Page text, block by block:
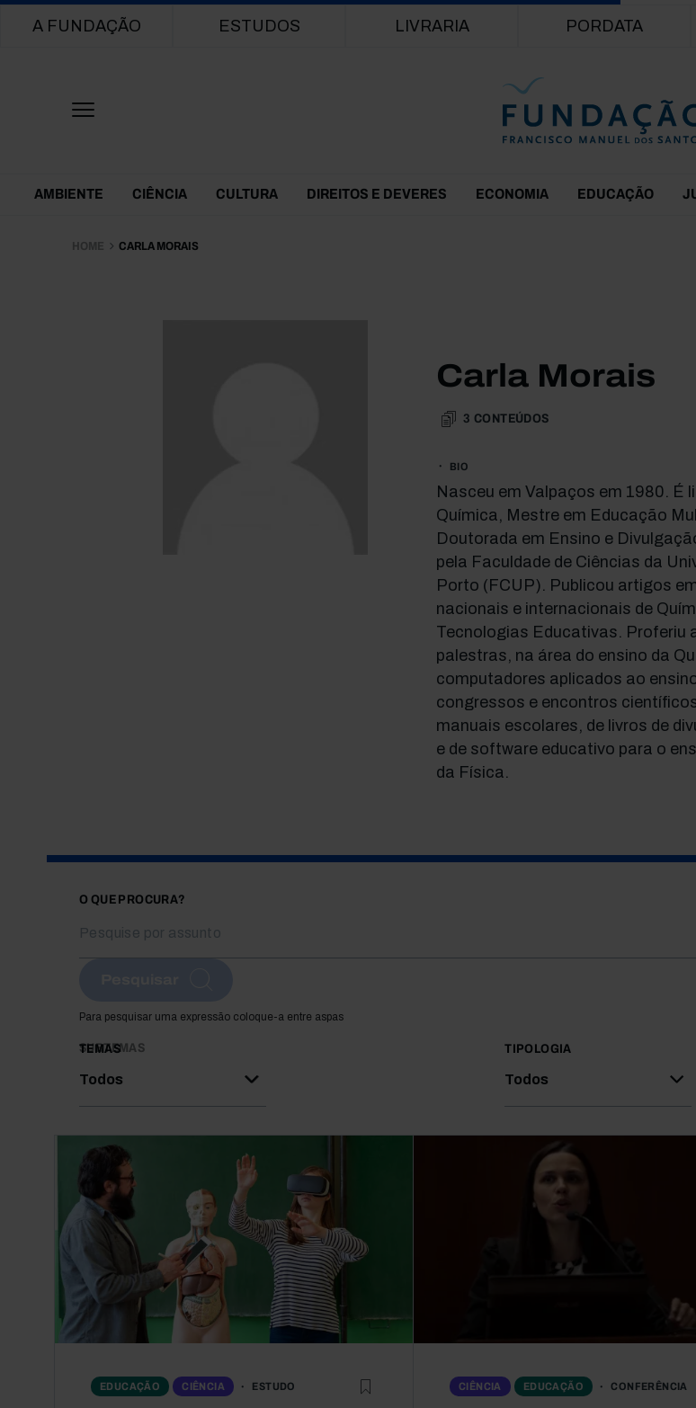
Main navigation
A FUNDAÇÃO ESTUDOS LIVRARIA PORDATA
Themes Menu
AMBIENTE CIÊNCIA CULTURA DIREITOS E DEVERES ECONOMIA EDUCAÇÃO
HOME CARLA MORAIS
Carla Morais
3 CONTEÚDOS
BIO
Nasceu em Valpaços em 1980. É
Química, Mestre em Educação
Doutorada em Ensino e
pela Faculdade de Ciências da
Porto (FCUP). Publicou artigos
nacionais e internacionais de
Tecnologias Educativas. Proferiu
palestras, na área do ensino da
computadores aplicados ao
congressos e encontros
manuais escolares, de livros de
e de software educativo para o
da Física.
O QUE PROCURA?
Para pesquisar uma expressão coloque-a entre aspas
TEMAS
Todos
SUBTEMAS TIPOLOGIA
Todos
EDUCAÇÃO CIÊNCIA ESTUDO CIÊNCIA EDUCAÇÃO CONFERÊNCIA